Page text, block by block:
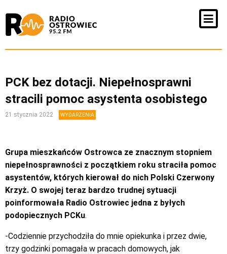
PCK bez dotacji. Niepełnosprawni
stracili pomoc asystenta osobistego
21 stycznia 2022 WYDARZENIA
Grupa mieszkańców Ostrowca ze znacznym stopniem
niepełnosprawności z początkiem roku straciła pomoc
asystentów, których kierował do nich Polski Czerwony
Krzyż. O swojej teraz bardzo trudnej sytuacji
poinformowała Radio Ostrowiec jedna z byłych
podopiecznych PCKu.
-Codziennie przychodziła do mnie opiekunka i przez dwie,
trzy godzinki pomagała w pracach domowych, jak